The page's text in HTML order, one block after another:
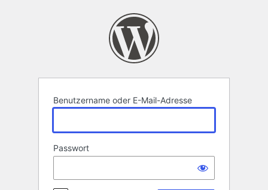
Benutzername oder E-Mail-Adresse
Passwort